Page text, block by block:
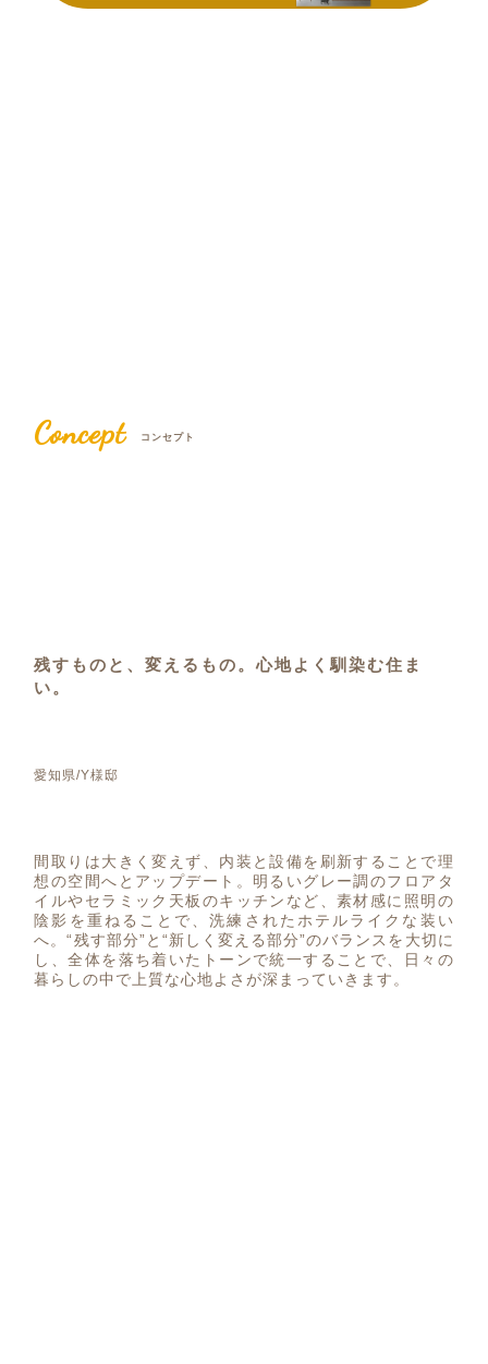
Concept コンセプト
残すものと、変えるもの。心地よく馴染む住ま
い。
愛知県/Y様邸
間取りは大きく変えず、内装と設備を刷新することで理
想の空間へとアップデート。明るいグレー調のフロアタ
イルやセラミック天板のキッチンなど、素材感に照明の
陰影を重ねることで、洗練されたホテルライクな装い
へ。“残す部分”と“新しく変える部分”のバランスを大切に
し、全体を落ち着いたトーンで統一することで、日々の
暮らしの中で上質な心地よさが深まっていきます。